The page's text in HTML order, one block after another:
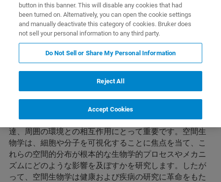
Imaging Bruker Solutions お問い合わせ
空間生物学とは？
生体内では、細胞は三次元組織内で相互作用し、集合し
ています。細胞の空間的な方向と位置は、その機能、発
達、周囲の環境との相互作用にとって重要です。空間生
物学は、細胞や分子を可視化することに焦点を当て、こ
れらの空間的分布が根本的な生物学的プロセスやメカニ
ズムにどのような影響を及ぼすかを研究します。したが
って、空間生物学は健康および疾病の研究に革命をもた
button in this banner. This will disable any cookies that had
been turned on. Alternatively, you can open the cookie settings
and manually deactivate this category of cookies. Bruker does
not sell your personal information to any third party.
Do Not Sell or Share My Personal Information
Reject All
Accept Cookies